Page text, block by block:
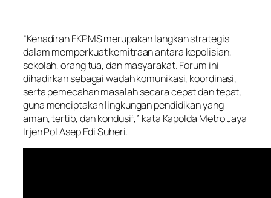
“Kehadiran FKPMS merupakan langkah strategis
dalam memperkuat kemitraan antara kepolisian,
sekolah, orang tua, dan masyarakat. Forum ini
dihadirkan sebagai wadah komunikasi, koordinasi,
serta pemecahan masalah secara cepat dan tepat,
guna menciptakan lingkungan pendidikan yang
aman, tertib, dan kondusif,” kata Kapolda Metro Jaya
Irjen Pol Asep Edi Suheri.